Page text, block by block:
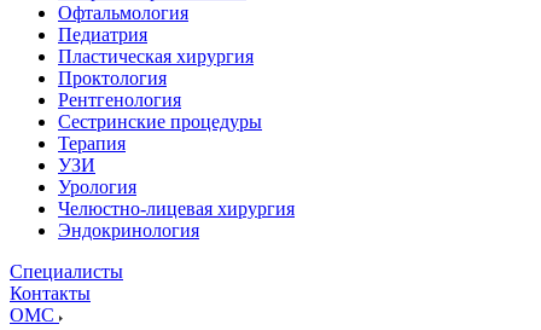
Офтальмология
Педиатрия
Пластическая хирургия
Проктология
Рентгенология
Сестринские процедуры
Терапия
УЗИ
Урология
Челюстно-лицевая хирургия
Эндокринология
Специалисты
Контакты
ОМС